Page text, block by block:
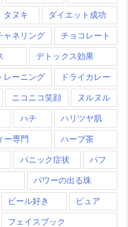
タヌキ ダイエット成功
ャネリング チョコレート
デトックス効果
レーニング ドライカレー
ニコニコ笑顔 ヌルヌル
ハチ ハリツヤ肌
ー専門 ハーブ茶
パニック症状 パフ
パワーの出る珠
ビール好き ピュア
フェイスブック